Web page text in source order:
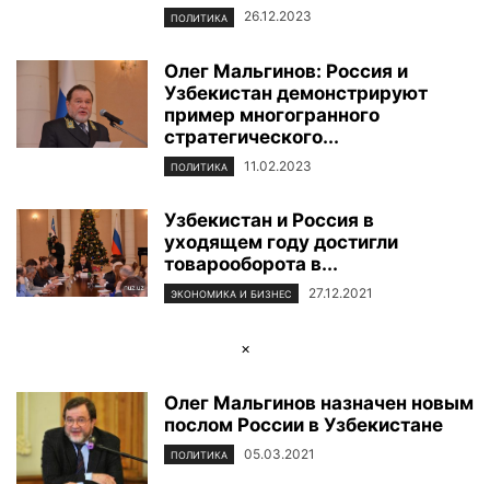
ПОЛИТИКА 26.12.2023
Олег Мальгинов: Россия и
Узбекистан демонстрируют
пример многогранного
стратегического...
ПОЛИТИКА 11.02.2023
Узбекистан и Россия в
уходящем году достигли
товарооборота в...
ЭКОНОМИКА И БИЗНЕС 27.12.2021
×
Олег Мальгинов назначен новым
послом России в Узбекистане
ПОЛИТИКА 05.03.2021